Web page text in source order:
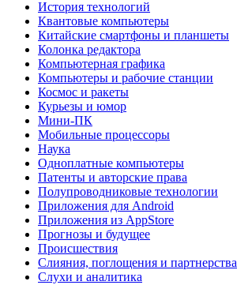
История технологий
Квантовые компьютеры
Китайские смартфоны и планшеты
Колонка редактора
Компьютерная графика
Компьютеры и рабочие станции
Космос и ракеты
Курьезы и юмор
Мини-ПК
Мобильные процессоры
Наука
Одноплатные компьютеры
Патенты и авторские права
Полупроводниковые технологии
Приложения для Android
Приложения из AppStore
Прогнозы и будущее
Происшествия
Слияния, поглощения и партнерства
Слухи и аналитика